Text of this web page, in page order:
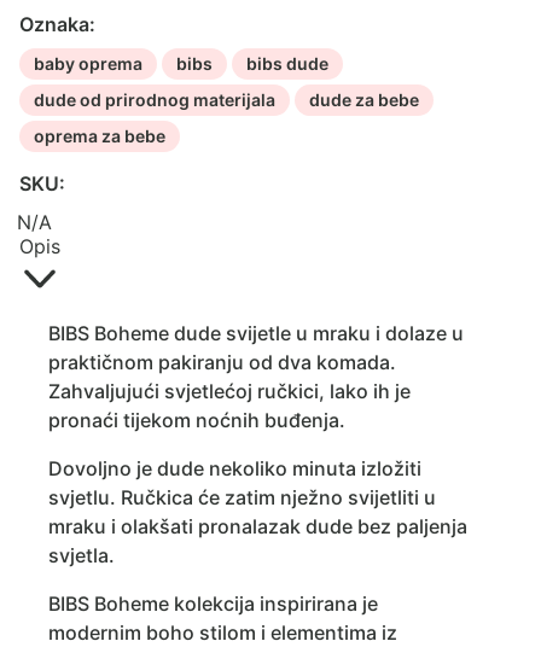
2
komada
količina
Oznaka:
baby oprema bibs
bibs dude
dude od prirodnog materijala
dude za bebe
oprema za bebe
SKU:
N/A
Opis
BIBS Boheme dude svijetle u mraku i dolaze u
praktičnom pakiranju od dva komada.
Zahvaljujući svjetlećoj ručkici, lako ih je
pronaći tijekom noćnih buđenja.
Dovoljno je dude nekoliko minuta izložiti
svjetlu. Ručkica će zatim nježno svijetliti u
mraku i olakšati pronalazak dude bez paljenja
svjetla.
BIBS Boheme kolekcija inspirirana je
modernim boho stilom i elementima iz